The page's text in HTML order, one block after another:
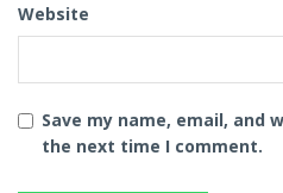
Website
Save my name, email, and
the next time I comment.